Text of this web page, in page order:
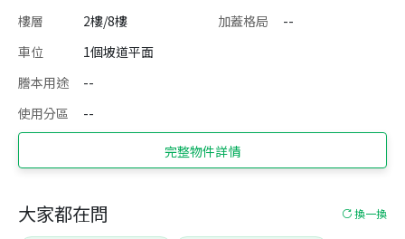
樓層
2樓/8樓 加蓋格局
--
車位
1個坡道平面
謄本用途
--
使用分區
--
完整物件詳情
大家都在問 換一換